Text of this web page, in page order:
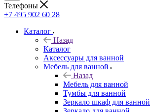
Телефоны
+7 495 902 60 28
Каталог
Назад
Каталог
Аксессуары для ванной
Мебель для ванной
Назад
Мебель для ванной
Тумбы для ванной
Зеркало шкаф для ванной